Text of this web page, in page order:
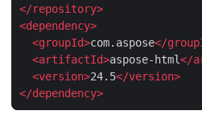
</repository>
<dependency>
<groupId>com.aspose</
<artifactId>aspose-html</
<version>24.5</version>
</dependency>